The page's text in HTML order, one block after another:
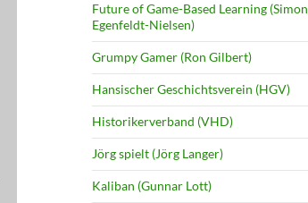
Future of Game-Based Learning (Simon
Egenfeldt-Nielsen)
Grumpy Gamer (Ron Gilbert)
Hansischer Geschichtsverein (HGV)
Historikerverband (VHD)
Jörg spielt (Jörg Langer)
Kaliban (Gunnar Lott)